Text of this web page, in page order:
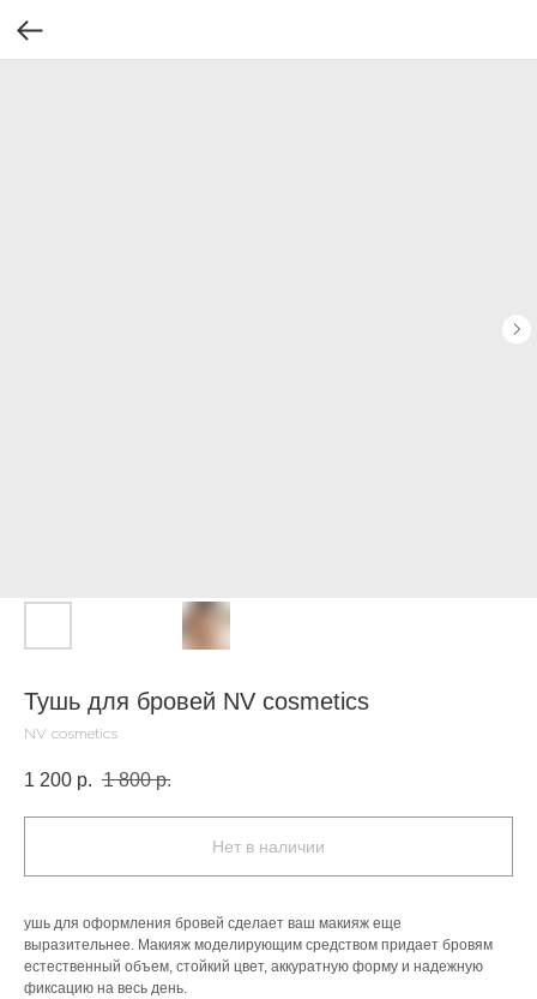
Тушь для бровей NV cosmetics
NV cosmetics
1 200 р. 1 800 р.
Нет в наличии
ушь для оформления бровей сделает ваш макияж еще
выразительнее. Макияж моделирующим средством придает бровям
естественный объем, стойкий цвет, аккуратную форму и надежную
фиксацию на весь день.